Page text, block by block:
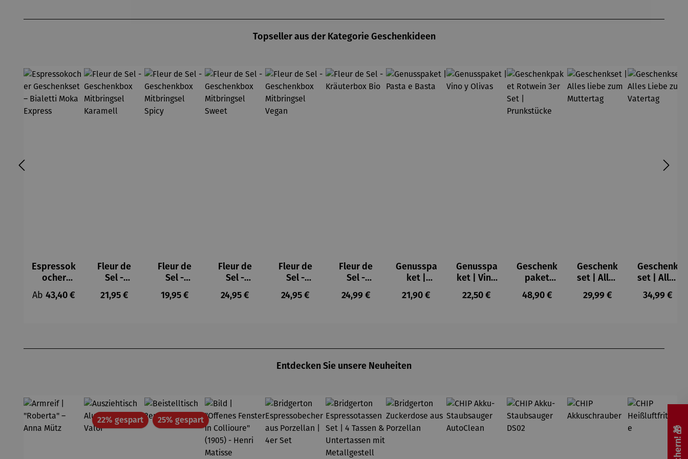
Topseller aus der Kategorie Geschenkideen
Espressok
ocher
Geschenk
set –
Regulärer Preis:
Ab 43,40 €
Fleur de
Sel -
Geschenk
box
Regulärer Preis:
21,95 €
Fleur de
Sel -
Geschenk
box
Regulärer Preis:
19,95 €
Fleur de
Sel -
Geschenk
box
Regulärer Preis:
24,95 €
Fleur de
Sel -
Geschenk
box
Regulärer Preis:
24,95 €
Fleur de
Sel -
Kräuterbo
x Bio
Regulärer Preis:
24,99 €
Genusspa
ket |
Pasta e
Basta
Regulärer Preis:
21,90 €
Genusspa
ket | Vino
y Olivas
Regulärer Preis:
22,50 €
Geschenk
paket
Rotwein
3er Set |
Regulärer Preis:
48,90 €
Geschenk
set | Alles
liebe zum
Muttertag
Regulärer Preis:
29,99 €
Geschenk
set | Alles
Liebe zum
Vatertag
Regulärer
34,99 €
Entdecken Sie unsere Neuheiten
22% gespartRabatt25% gespartRabatt